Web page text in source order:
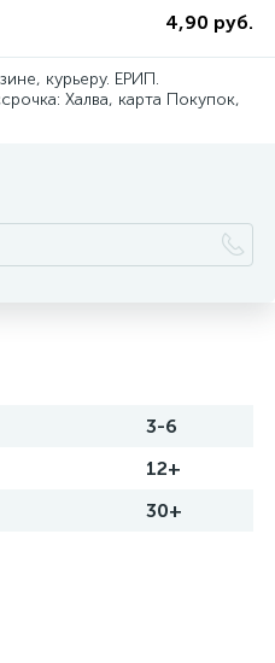
4,90 руб.
курьеру. ЕРИП.
Халва, карта Покупок,
3-6
12+
30+